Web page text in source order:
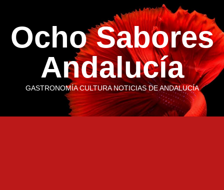
contenido
Ocho Sabores
Andalucía
GASTRONOMÍA CULTURA NOTICIAS DE ANDALUCÍA